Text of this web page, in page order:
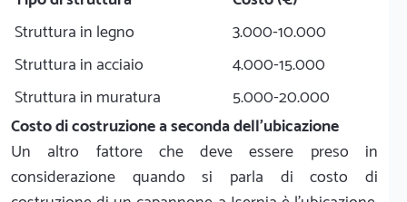
Struttura in legno
3.000-10.000
Struttura in acciaio
4.000-15.000
Struttura in muratura
5.000-20.000
Costo di costruzione a seconda dell'ubicazione
Un altro fattore che deve essere preso in
considerazione quando si parla di costo di